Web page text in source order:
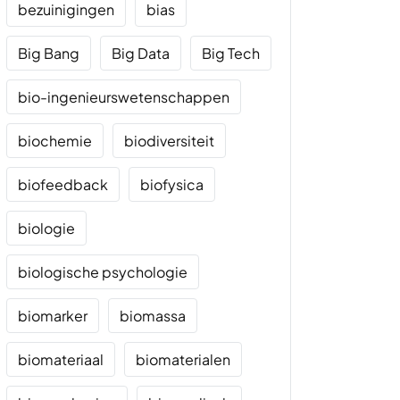
bezuinigingen bias
Big Bang Big Data Big Tech
bio-ingenieurswetenschappen
biochemie biodiversiteit
biofeedback biofysica
biologie
biologische psychologie
biomarker biomassa
biomateriaal biomaterialen